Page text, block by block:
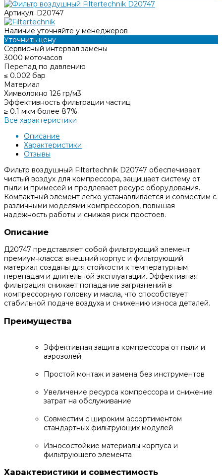
Артикул: D20747
Наличие уточняйте у менеджеров
Уточнить цену
Сервисный интервал замены
3000 моточасов
Перепад по давлению
≤ 0.002 бар
Материал
Химволокно 126 гр/м3
Эффективность фильтрации частиц
≥ 0.1 мкм более 87%
Все характеристики
Описание
Характеристики
Отзывы
Фильтр воздушный Filtertechnik D20747 обеспечивает
чистый воздух для компрессора, защищает систему от
пыли и примесей и продлевает ресурс оборудования.
Компактный элемент легко устанавливается и совместим с
различными моделями компрессоров, повышая
надёжность работы и снижая риск простоев.
Описание
Д20747 представляет собой фильтрующий элемент
премиум‑класса: внешний корпус и фильтрующий
материал созданы для стойкости к температурным
перепадам и длительной эксплуатации. Эффективная
фильтрация снижает попадание загрязнений в
компрессорную головку и масла, что способствует
стабильной подаче воздуха и снижению износа деталей.
Преимущества
Эффективная защита компрессора от пыли и
аэрозолей
Простой монтаж и замена без инструментов
Увеличение ресурса компрессора и снижение
затрат на обслуживание
Совместим с широким ассортиментом
стандартных фильтрующих модулей
Износостойкие материалы корпуса и
фильтрующего элемента
Характеристики и совместимость